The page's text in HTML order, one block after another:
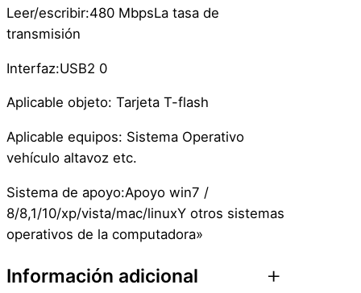
t
a
l
a
e
r
–
M
i
r
Leer/escribir:480 MbpsLa tasa de
transmisión
Interfaz:USB2 0
Aplicable objeto: Tarjeta T-flash
Aplicable equipos: Sistema Operativo
vehículo altavoz etc.
Sistema de apoyo:Apoyo win7 /
8/8,1/10/xp/vista/mac/linuxY otros sistemas
operativos de la computadora»
Información adicional